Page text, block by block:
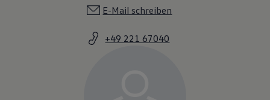
E-Mail schreiben
+49 221 67040